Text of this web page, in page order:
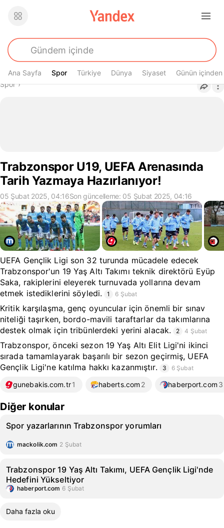
Ana Sayfa Spor
Spor Türkiye Dünya Siyaset Günün içinden
Buradasın
Spor›
Trabzonspor U19, UEFA Arenasında
Tarih Yazmaya Hazırlanıyor!
05 Şubat 2025, 04:16Son güncelleme: 05 Şubat 2025, 04:16
UEFA Gençlik Ligi son 32 turunda mücadele edecek
Trabzonspor'un 19 Yaş Altı Takımı teknik direktörü Eyüp
Saka, rakiplerini eleyerek turnuvada yollarına devam
etmek istediklerini söyledi.
1 6 Şubat
Kritik karşılaşma, genç oyuncular için önemli bir sınav
niteliği taşırken, bordo-mavili taraftarlar da takımlarına
destek olmak için tribünlerdeki yerini alacak.
2 4 Şubat
Trabzonspor, önceki sezon 19 Yaş Altı Elit Ligi'ni ikinci
sırada tamamlayarak başarılı bir sezon geçirmiş, UEFA
Gençlik Ligi'ne katılma hakkı kazanmıştır.
3 6 Şubat
gunebakis.com.tr1 haberts.com 2 haberport.com 3
Diğer konular
Spor yazarlarının Trabzonspor yorumları
mackolik.com 2 Şubat
Trabzonspor 19 Yaş Altı Takımı, UEFA Gençlik Ligi'nde
Hedefini Yükseltiyor
haberport.com 6 Şubat
Daha fazla oku